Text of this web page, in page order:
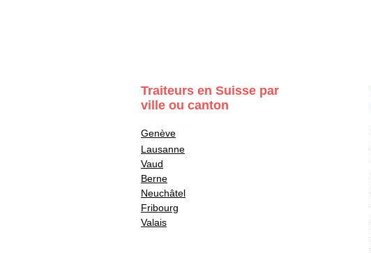
Traiteurs en Suisse par
ville ou canton
Genève
Lausanne
Vaud
Berne
Neuchâtel
Fribourg
Valais